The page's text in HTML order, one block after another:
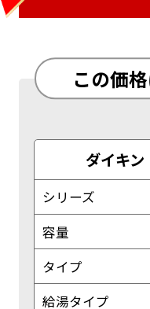
この価
ダイキ
シリーズ
容量
タイプ
給湯タイプ